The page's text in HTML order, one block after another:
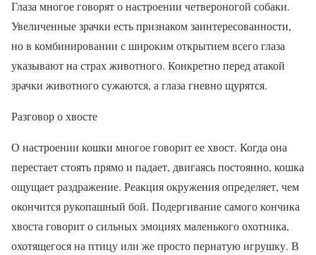
Глаза многое говорят о настроении четвероногой собаки.
Увеличенные зрачки есть признаком заинтересованности,
но в комбинировании с широким открытием всего глаза
указывают на страх животного. Конкретно перед атакой
зрачки животного сужаются, а глаза гневно щурятся.
Разговор о хвосте
О настроении кошки многое говорит ее хвост. Когда она
перестает стоять прямо и падает, двигаясь постоянно, кошка
ощущает раздражение. Реакция окружения определяет, чем
окончится рукопашный бой. Подергивание самого кончика
хвоста говорит о сильных эмоциях маленького охотника,
охотящегося на птицу или же просто пернатую игрушку. В